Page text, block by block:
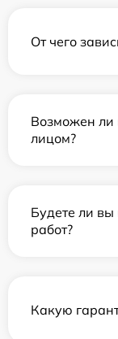
От чего
Возможен ли
лицом?
Будете ли
работ?
Какую